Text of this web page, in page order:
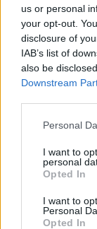
us or personal
your opt-out.
disclosure of
IAB’s list of
also be
Downstream
Personal
I want to
personal
Opted In
I want to
Personal
Opted In
Ο πρόεδρος
σε ανάρτησή
του
Ταμπλάτο»
Facebook
Email
Tags: